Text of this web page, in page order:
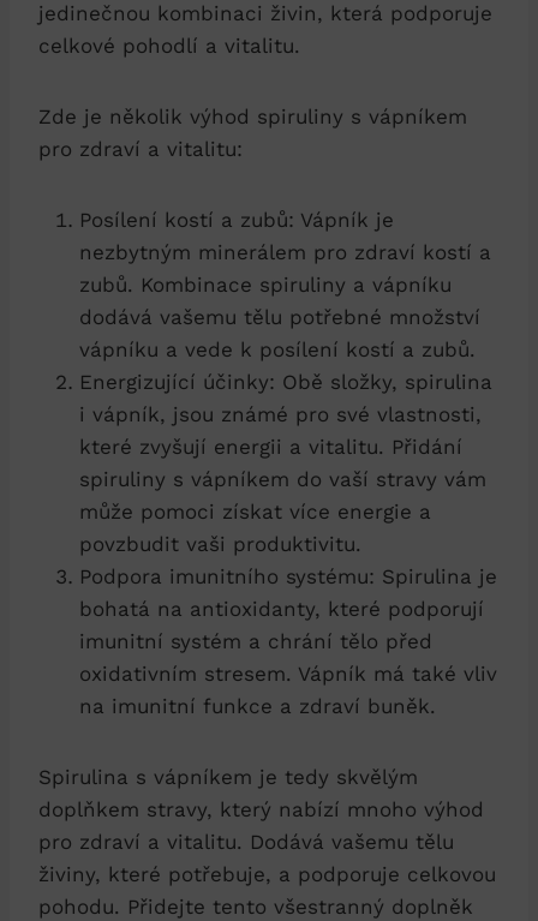
jedinečnou kombinaci živin, která podporuje
celkové pohodlí a vitalitu.
Zde je několik výhod spiruliny s vápníkem
pro zdraví a vitalitu:
Posílení kostí a zubů: Vápník je
nezbytným minerálem pro zdraví kostí a
zubů. Kombinace spiruliny a vápníku
dodává vašemu tělu potřebné množství
vápníku a vede k posílení kostí a zubů.
Energizující účinky: Obě složky, spirulina
i vápník, jsou známé pro své vlastnosti,
které zvyšují energii a vitalitu. Přidání
spiruliny s vápníkem do vaší stravy vám
může pomoci získat více energie a
povzbudit vaši produktivitu.
Podpora imunitního systému: Spirulina je
bohatá na antioxidanty, které podporují
imunitní systém a chrání tělo před
oxidativním stresem. Vápník má také vliv
na imunitní funkce a zdraví buněk.
Spirulina s vápníkem je tedy skvělým
doplňkem stravy, který nabízí mnoho výhod
pro zdraví a vitalitu. Dodává vašemu tělu
živiny, které potřebuje, a podporuje celkovou
pohodu. Přidejte tento všestranný doplněk